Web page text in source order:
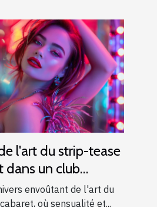
l'art du strip-tease
dans un club
envoûtant de l'art du
où sensualité et...